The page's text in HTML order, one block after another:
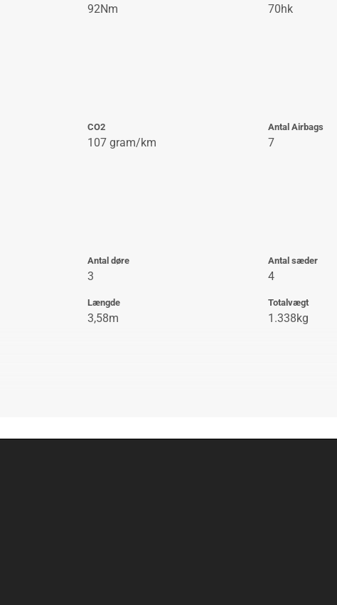
92Nm 70hk
CO2
107 gram/km
Antal Airbags
7
Antal døre
3
Antal sæder
4
Længde
3,58m
Totalvægt
1.338kg